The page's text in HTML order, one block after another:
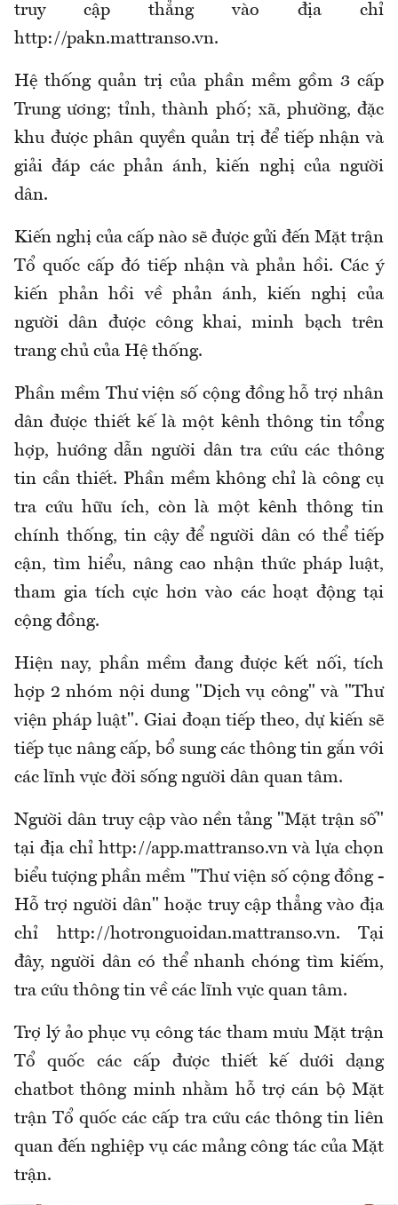
truy cập thẳng vào địa chỉ
http://pakn.mattranso.vn.
Hệ thống quản trị của phần mềm gồm 3 cấp
Trung ương; tỉnh, thành phố; xã, phường, đặc
khu được phân quyền quản trị để tiếp nhận và
giải đáp các phản ánh, kiến nghị của người
dân.
Kiến nghị của cấp nào sẽ được gửi đến Mặt trận
Tổ quốc cấp đó tiếp nhận và phản hồi. Các ý
kiến phản hồi về phản ánh, kiến nghị của
người dân được công khai, minh bạch trên
trang chủ của Hệ thống.
Phần mềm Thư viện số cộng đồng hỗ trợ nhân
dân được thiết kế là một kênh thông tin tổng
hợp, hướng dẫn người dân tra cứu các thông
tin cần thiết. Phần mềm không chỉ là công cụ
tra cứu hữu ích, còn là một kênh thông tin
chính thống, tin cậy để người dân có thể tiếp
cận, tìm hiểu, nâng cao nhận thức pháp luật,
tham gia tích cực hơn vào các hoạt động tại
cộng đồng.
Hiện nay, phần mềm đang được kết nối, tích
hợp 2 nhóm nội dung "Dịch vụ công" và "Thư
viện pháp luật". Giai đoạn tiếp theo, dự kiến sẽ
tiếp tục nâng cấp, bổ sung các thông tin gắn với
các lĩnh vực đời sống người dân quan tâm.
Người dân truy cập vào nền tảng "Mặt trận số"
tại địa chỉ http://app.mattranso.vn và lựa chọn
biểu tượng phần mềm "Thư viện số cộng đồng -
Hỗ trợ người dân" hoặc truy cập thẳng vào địa
chỉ http://hotronguoidan.mattranso.vn. Tại
đây, người dân có thể nhanh chóng tìm kiếm,
tra cứu thông tin về các lĩnh vực quan tâm.
Trợ lý ảo phục vụ công tác tham mưu Mặt trận
Tổ quốc các cấp được thiết kế dưới dạng
chatbot thông minh nhằm hỗ trợ cán bộ Mặt
trận Tổ quốc các cấp tra cứu các thông tin liên
quan đến nghiệp vụ các mảng công tác của Mặt
trận.